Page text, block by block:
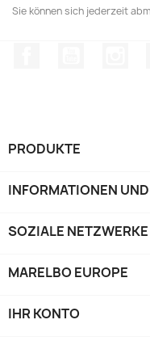
Sie können sich jederzeit
PRODUKTE
INFORMATIONEN
SOZIALE NETZWERKE
MARELBO EUROPE
IHR KONTO